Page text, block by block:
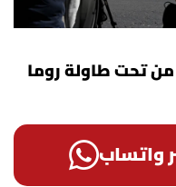
تحت طاولة روما
واتساب